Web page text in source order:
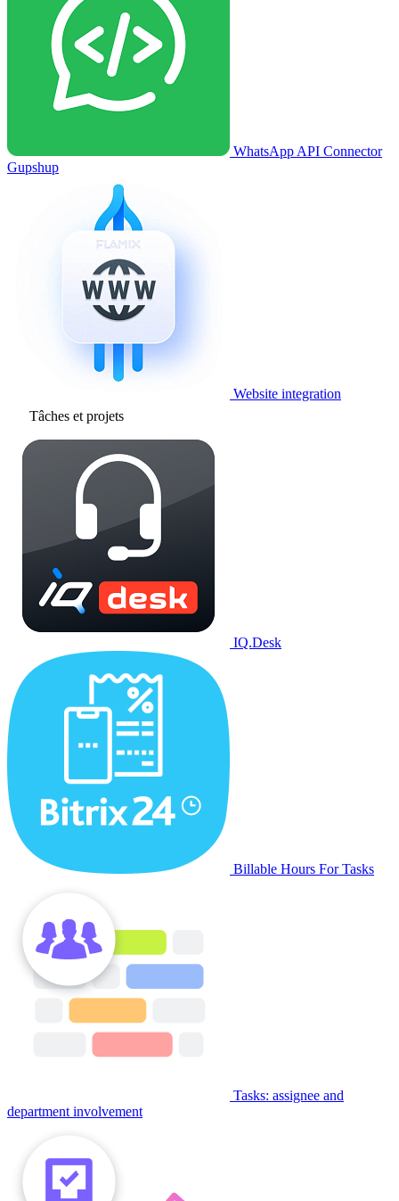
WhatsApp API Connector
Gupshup
Website integration
Tâches et projets
IQ.Desk
Billable Hours For Tasks
Tasks: assignee and
department involvement